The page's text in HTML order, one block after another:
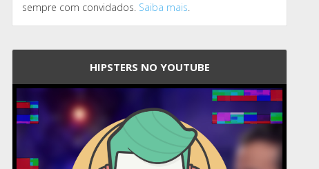
sempre com convidados. Saiba mais.
HIPSTERS NO YOUTUBE